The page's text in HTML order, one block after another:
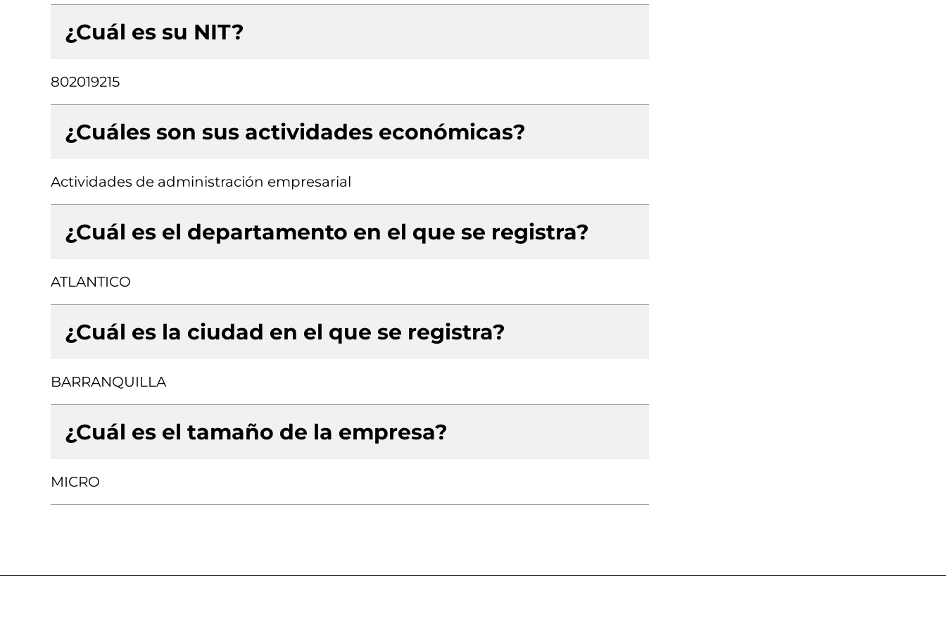
¿Cuál es su NIT?
802019215
¿Cuáles son sus actividades económicas?
Actividades de administración empresarial
¿Cuál es el departamento en el que se registra?
ATLANTICO
¿Cuál es la ciudad en el que se registra?
BARRANQUILLA
¿Cuál es el tamaño de la empresa?
MICRO